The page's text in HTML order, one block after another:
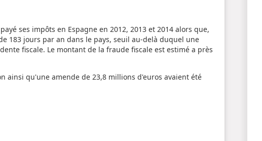
ses impôts en Espagne en 2012, 2013 et 2014 alors que,
183 jours par an dans le pays, seuil au-delà duquel une
fiscale. Le montant de la fraude fiscale est estimé a près
ainsi qu'une amende de 23,8 millions d'euros avaient été